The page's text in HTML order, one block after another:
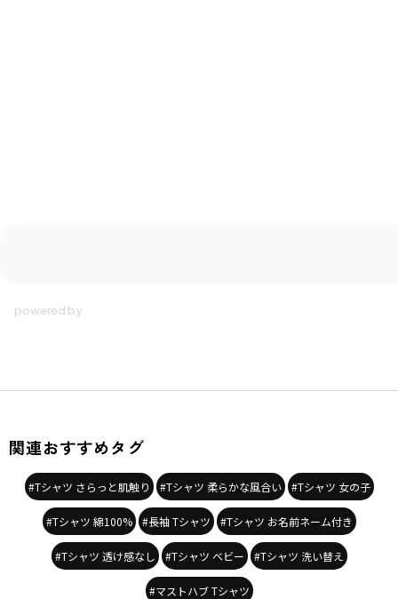
関連おすすめタグ
#Tシャツ さらっと肌触り #Tシャツ 柔らかな風合い #Tシャツ 女の子
#Tシャツ 綿100% #長袖 Tシャツ #Tシャツ お名前ネーム付き
#Tシャツ 透け感なし #Tシャツ ベビー #Tシャツ 洗い替え
#マストハブ Tシャツ